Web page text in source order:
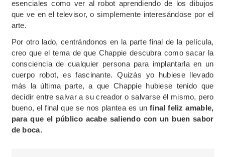
esenciales como ver al robot aprendiendo de los dibujos
que ve en el televisor, o simplemente interesándose por el
arte.
Por otro lado, centrándonos en la parte final de la película,
creo que el tema de que Chappie descubra como sacar la
consciencia de cualquier persona para implantarla en un
cuerpo robot, es fascinante. Quizás yo hubiese llevado
más la última parte, a que Chappie hubiese tenido que
decidir entre salvar a su creador o salvarse él mismo, pero
bueno, el final que se nos plantea es unfinal feliz amable,
para que el público acabe saliendo con un buen sabor
de boca.